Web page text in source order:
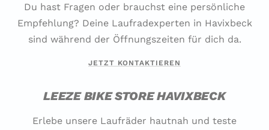
Du hast Fragen oder brauchst eine persönliche
Empfehlung? Deine Laufradexperten in Havixbeck
sind während der Öffnungszeiten für dich da.
JETZT KONTAKTIEREN
LEEZE BIKE STORE HAVIXBECK
Erlebe unsere Laufräder hautnah und teste